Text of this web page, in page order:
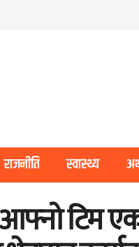
राजनीति स्वास्थ्य
टिम